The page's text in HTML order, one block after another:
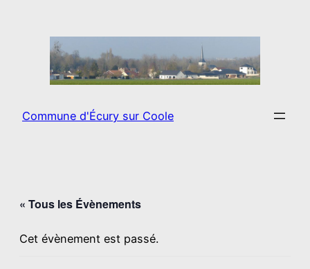
Commune d'Écury sur Coole
« Tous les Évènements
Cet évènement est passé.